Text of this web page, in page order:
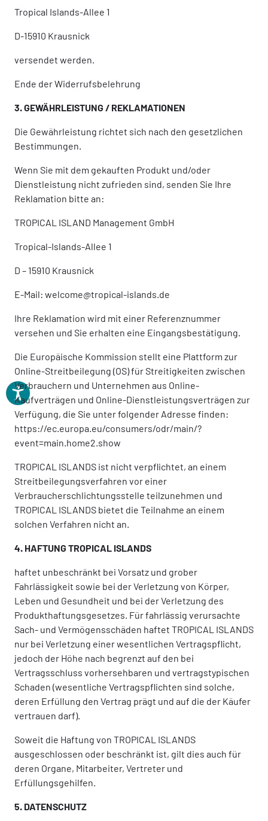
Tropical Islands-Allee 1
D-15910 Krausnick
versendet werden.
Ende der Widerrufsbelehrung
3. GEWÄHRLEISTUNG / REKLAMATIONEN
Die Gewährleistung richtet sich nach den gesetzlichen
Bestimmungen.
Wenn Sie mit dem gekauften Produkt und/oder
Dienstleistung nicht zufrieden sind, senden Sie Ihre
Reklamation bitte an:
TROPICAL ISLAND Management GmbH
Tropical-Islands-Allee 1
D – 15910 Krausnick
E-Mail: welcome@tropical-islands.de
Ihre Reklamation wird mit einer Referenznummer
versehen und Sie erhalten eine Eingangsbestätigung.
Die Europäische Kommission stellt eine Plattform zur
Online-Streitbeilegung (OS) für Streitigkeiten zwischen
Verbrauchern und Unternehmen aus Online-
Kaufverträgen und Online-Dienstleistungsverträgen zur
Verfügung, die Sie unter folgender Adresse finden:
https://ec.europa.eu/consumers/odr/main/?
event=main.home2.show
TROPICAL ISLANDS ist nicht verpflichtet, an einem
Streitbeilegungsverfahren vor einer
Verbraucherschlichtungsstelle teilzunehmen und
TROPICAL ISLANDS bietet die Teilnahme an einem
solchen Verfahren nicht an.
4. HAFTUNG TROPICAL ISLANDS
haftet unbeschränkt bei Vorsatz und grober
Fahrlässigkeit sowie bei der Verletzung von Körper,
Leben und Gesundheit und bei der Verletzung des
Produkthaftungsgesetzes. Für fahrlässig verursachte
Sach- und Vermögensschäden haftet TROPICAL ISLANDS
nur bei Verletzung einer wesentlichen Vertragspflicht,
jedoch der Höhe nach begrenzt auf den bei
Vertragsschluss vorhersehbaren und vertragstypischen
Schaden (wesentliche Vertragspflichten sind solche,
deren Erfüllung den Vertrag prägt und auf die der Käufer
vertrauen darf).
Soweit die Haftung von TROPICAL ISLANDS
ausgeschlossen oder beschränkt ist, gilt dies auch für
deren Organe, Mitarbeiter, Vertreter und
Erfüllungsgehilfen.
5. DATENSCHUTZ